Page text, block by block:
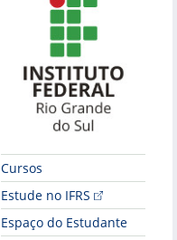
Cursos
Estude no IFRS
Espaço do Estudante